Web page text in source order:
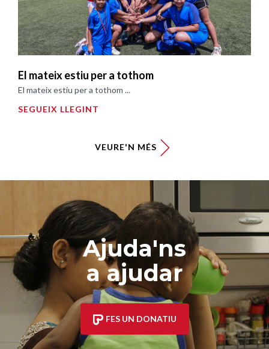
El mateix estiu per a tothom
El mateix estiu per a tothom ...
SEGUEIX LLEGINT
VEURE'N MÉS
Ajuda'ns
a ajudar
FES UN DONATIU